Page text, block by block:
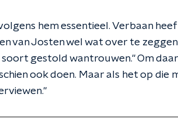
hem essentieel. Verbaan
van Josten wel wat over te
gestold wantrouwen." Om
ook doen. Maar als het op die